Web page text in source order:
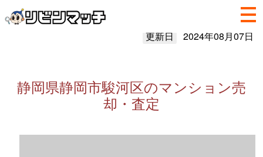
更新日 2024年08月07日
静岡県静岡市駿河区のマンション売
却・査定